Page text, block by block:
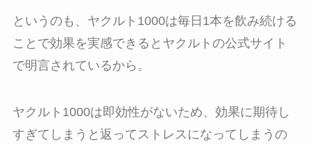
というのも、ヤクルト1000は毎日1本を飲み続ける
ことで効果を実感できるとヤクルトの公式サイト
で明言されているから。
ヤクルト1000は即効性がないため、効果に期待し
すぎてしまうと返ってストレスになってしまうの